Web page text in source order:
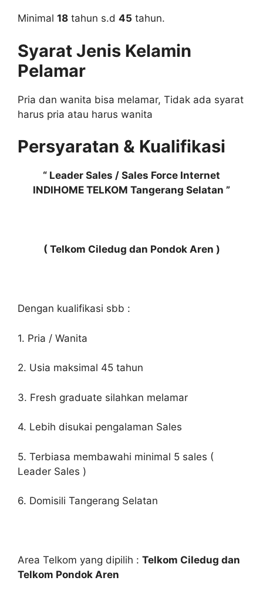
Minimal 18 tahun s.d 45 tahun.
Syarat Jenis Kelamin
Pelamar
Pria dan wanita bisa melamar, Tidak ada syarat
harus pria atau harus wanita
Persyaratan & Kualifikasi
“ Leader Sales / Sales Force Internet
INDIHOME TELKOM Tangerang Selatan ”
( Telkom Ciledug dan Pondok Aren )
Dengan kualifikasi sbb :
1. Pria / Wanita
2. Usia maksimal 45 tahun
3. Fresh graduate silahkan melamar
4. Lebih disukai pengalaman Sales
5. Terbiasa membawahi minimal 5 sales (
Leader Sales )
6. Domisili Tangerang Selatan
Area Telkom yang dipilih : Telkom Ciledug dan
Telkom Pondok Aren